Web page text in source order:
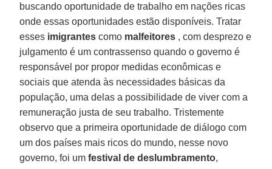
buscando oportunidade de trabalho em nações ricas
onde essas oportunidades estão disponíveis. Tratar
esses imigrantes como malfeitores , com desprezo e
julgamento é um contrassenso quando o governo é
responsável por propor medidas econômicas e
sociais que atenda às necessidades básicas da
população, uma delas a possibilidade de viver com a
remuneração justa de seu trabalho. Tristemente
observo que a primeira oportunidade de diálogo com
um dos países mais ricos do mundo, nesse novo
governo, foi umfestival de deslumbramento,